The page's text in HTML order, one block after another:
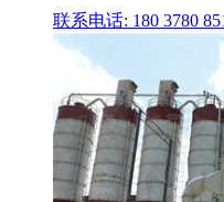
联系电话: 180 3780